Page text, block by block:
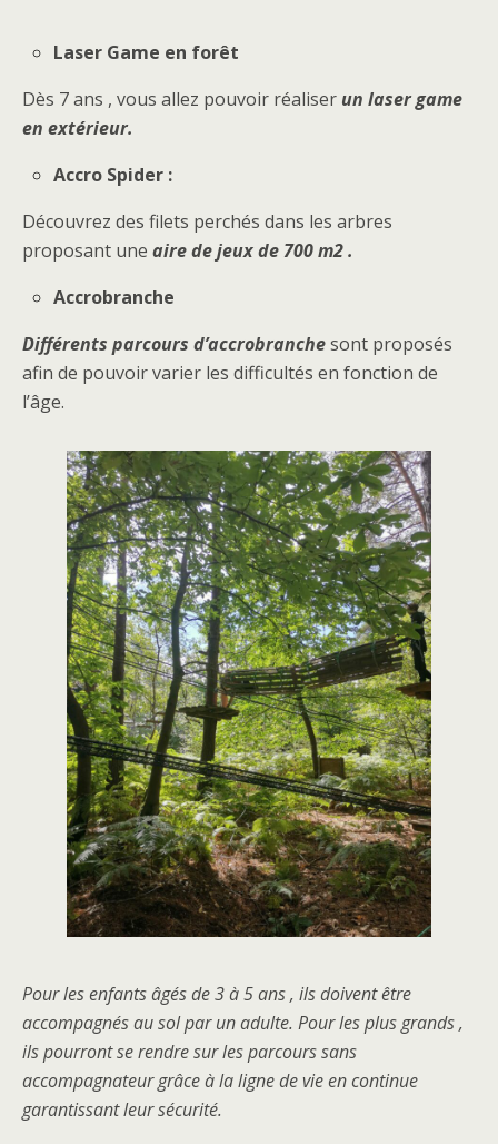
Laser Game en forêt
Dès 7 ans , vous allez pouvoir réaliser un laser game
en extérieur.
Accro Spider :
Découvrez des filets perchés dans les arbres
proposant une aire de jeux de 700 m2 .
Accrobranche
Différents parcours d’accrobranchesont proposés
afin de pouvoir varier les difficultés en fonction de
l’âge.
Pour les enfants âgés de 3 à 5 ans , ils doivent être
accompagnés au sol par un adulte. Pour les plus grands ,
ils pourront se rendre sur les parcours sans
accompagnateur grâce à la ligne de vie en continue
garantissant leur sécurité.